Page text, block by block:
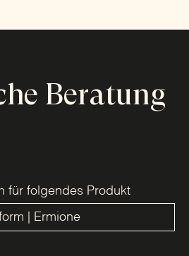
Beratung
für folgendes Produkt